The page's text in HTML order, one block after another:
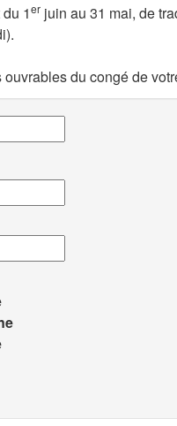
1er juin au 31 mai, de
du congé de